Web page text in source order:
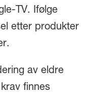
TV. Ifølge
etter produkter
av eldre
finnes